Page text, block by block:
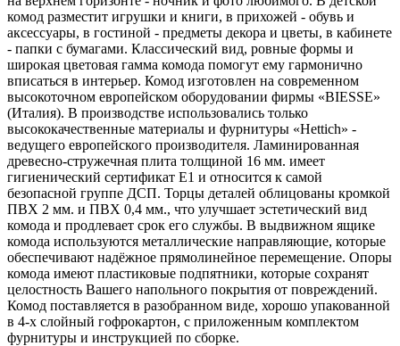
комод разместит игрушки и книги, в прихожей - обувь и
аксессуары, в гостиной - предметы декора и цветы, в кабинете
- папки с бумагами. Классический вид, ровные формы и
широкая цветовая гамма комода помогут ему гармонично
вписаться в интерьер. Комод изготовлен на современном
высокоточном европейском оборудовании фирмы «BIESSE»
(Италия). В производстве использовались только
высококачественные материалы и фурнитуры «Hettich» -
ведущего европейского производителя. Ламинированная
древесно-стружечная плита толщиной 16 мм. имеет
гигиенический сертификат Е1 и относится к самой
безопасной группе ДСП. Торцы деталей облицованы кромкой
ПВХ 2 мм. и ПВХ 0,4 мм., что улучшает эстетический вид
комода и продлевает срок его службы. В выдвижном ящике
комода используются металлические направляющие, которые
обеспечивают надёжное прямолинейное перемещение. Опоры
комода имеют пластиковые подпятники, которые сохранят
целостность Вашего напольного покрытия от повреждений.
Комод поставляется в разобранном виде, хорошо упакованной
в 4-х слойный гофрокартон, с приложенным комплектом
фурнитуры и инструкцией по сборке.